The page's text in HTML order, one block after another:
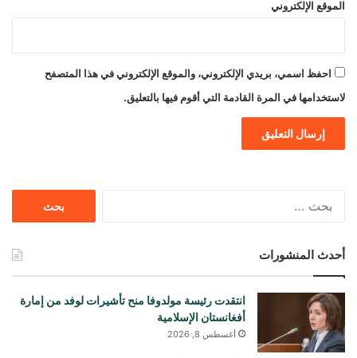
الموقع الإلكتروني
احفظ اسمي، بريدي الإلكتروني، والموقع الإلكتروني في هذا المتصفح
لاستخدامها في المرة القادمة التي أقوم فيها بالتعليق.
أحدث المنشورات
انتقدت رئيسة مولدوفا منح تأشيرات لوفد من إمارة
أفغانستان الإسلامية
أغسطس 8, 2026